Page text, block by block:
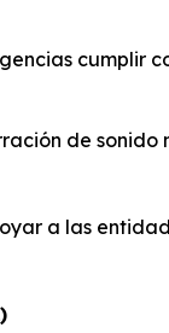
cumplir
de sonido
a las